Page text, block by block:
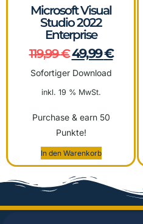
Microsoft Visual
Studio 2022
Enterprise
119,99€49,99€
Sofortiger Download
inkl. 19 % MwSt.
Purchase & earn 50
Punkte!
In den Warenkorb